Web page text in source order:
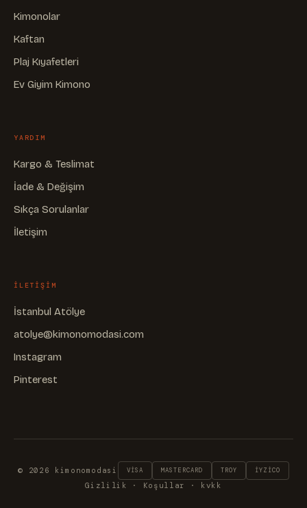
Kimonolar
Kaftan
Plaj Kıyafetleri
Ev Giyim Kimono
YARDIM
Kargo & Teslimat
İade & Değişim
Sıkça Sorulanlar
İletişim
ILETIŞIM
İstanbul Atölye
atolye@kimonomodasi.com
Instagram
Pinterest
© 2026 kimonomodasi VISA MASTERCARD TROY IYZICO
Gizlilik · Koşullar · kvkk